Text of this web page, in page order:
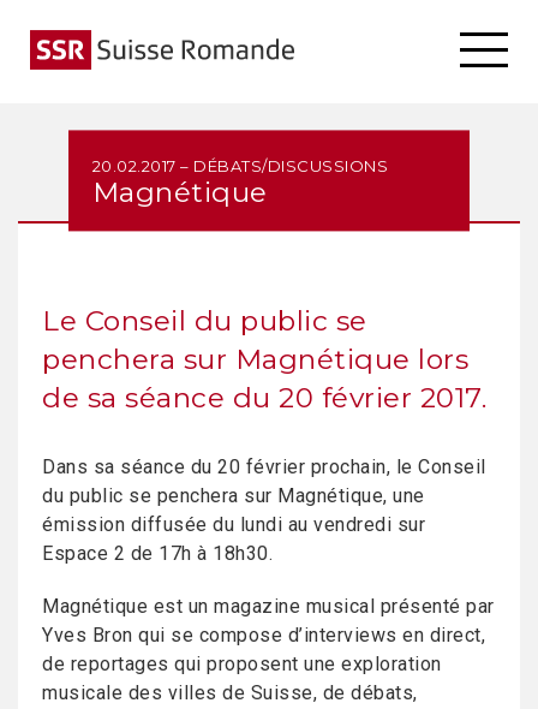
20.02.2017 – DÉBATS/DISCUSSIONS
Magnétique
Le Conseil du public se
penchera sur Magnétique lors
de sa séance du 20 février 2017.
Dans sa séance du 20 février prochain, le Conseil
du public se penchera sur Magnétique, une
émission diffusée du lundi au vendredi sur
Espace 2 de 17h à 18h30.
Magnétique est un magazine musical présenté par
Yves Bron qui se compose d’interviews en direct,
de reportages qui proposent une exploration
musicale des villes de Suisse, de débats,